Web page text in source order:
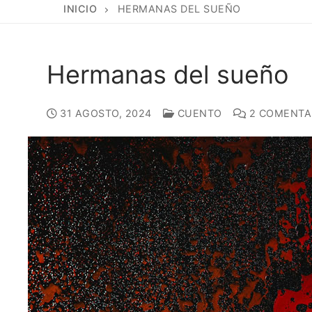
INICIO HERMANAS DEL SUEÑO
Hermanas del sueño
31 AGOSTO, 2024 CUENTO 2